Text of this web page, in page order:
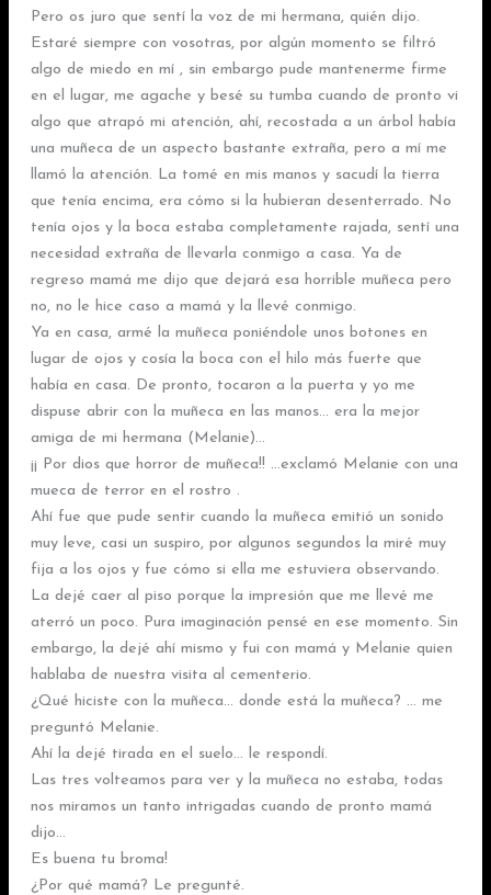
Pero os juro que sentí la voz de mi hermana, quién dijo.
Estaré siempre con vosotras, por algún momento se filtró
algo de miedo en mí , sin embargo pude mantenerme firme
en el lugar, me agache y besé su tumba cuando de pronto vi
algo que atrapó mi atención, ahí, recostada a un árbol había
una muñeca de un aspecto bastante extraña, pero a mí me
llamó la atención. La tomé en mis manos y sacudí la tierra
que tenía encima, era cómo si la hubieran desenterrado. No
tenía ojos y la boca estaba completamente rajada, sentí una
necesidad extraña de llevarla conmigo a casa. Ya de
regreso mamá me dijo que dejará esa horrible muñeca pero
no, no le hice caso a mamá y la llevé conmigo.
Ya en casa, armé la muñeca poniéndole unos botones en
lugar de ojos y cosía la boca con el hilo más fuerte que
había en casa. De pronto, tocaron a la puerta y yo me
dispuse abrir con la muñeca en las manos… era la mejor
amiga de mi hermana (Melanie)…
¡¡ Por dios que horror de muñeca!! …exclamó Melanie con una
mueca de terror en el rostro .
Ahí fue que pude sentir cuando la muñeca emitió un sonido
muy leve, casi un suspiro, por algunos segundos la miré muy
fija a los ojos y fue cómo si ella me estuviera observando.
La dejé caer al piso porque la impresión que me llevé me
aterró un poco. Pura imaginación pensé en ese momento. Sin
embargo, la dejé ahí mismo y fui con mamá y Melanie quien
hablaba de nuestra visita al cementerio.
¿Qué hiciste con la muñeca… donde está la muñeca? … me
preguntó Melanie.
Ahí la dejé tirada en el suelo… le respondí.
Las tres volteamos para ver y la muñeca no estaba, todas
nos miramos un tanto intrigadas cuando de pronto mamá
dijo…
Es buena tu broma!
¿Por qué mamá? Le pregunté.